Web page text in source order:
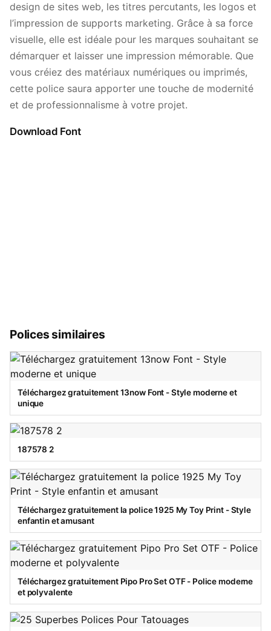
design de sites web, les titres percutants, les logos et
l’impression de supports marketing. Grâce à sa force
visuelle, elle est idéale pour les marques souhaitant se
démarquer et laisser une impression mémorable. Que
vous créiez des matériaux numériques ou imprimés,
cette police saura apporter une touche de modernité
et de professionnalisme à votre projet.
Download Font
Polices similaires
Téléchargez gratuitement 13now Font - Style moderne et
unique
187578 2
Téléchargez gratuitement la police 1925 My Toy Print - Style
enfantin et amusant
Téléchargez gratuitement Pipo Pro Set OTF - Police moderne
et polyvalente